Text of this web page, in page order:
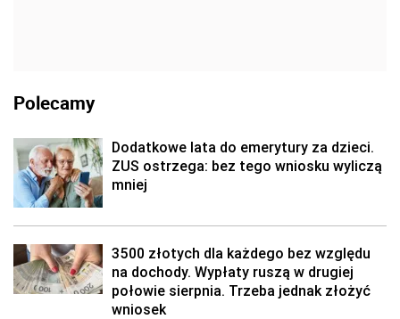
Polecamy
Dodatkowe lata do emerytury za dzieci.
ZUS ostrzega: bez tego wniosku wyliczą
mniej
3500 złotych dla każdego bez względu
na dochody. Wypłaty ruszą w drugiej
połowie sierpnia. Trzeba jednak złożyć
wniosek